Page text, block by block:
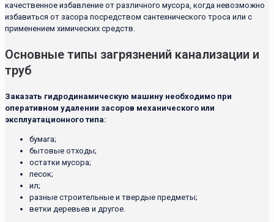
качественное избавление от различного мусора, когда невозможно
избавиться от засора посредством сантехнического троса или с
применением химических средств.
Основные типы загрязнений канализации и
труб
Заказать гидродинамическую машину необходимо при
оперативном удалении засоров механического или
эксплуатационного типа:
бумага;
бытовые отходы;
остатки мусора;
песок;
ил;
разные строительные и твердые предметы;
ветки деревьев и другое.